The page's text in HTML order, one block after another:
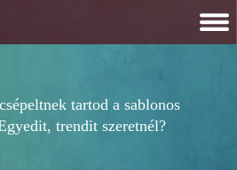
tartod a sablonos
trendit szeretnél?